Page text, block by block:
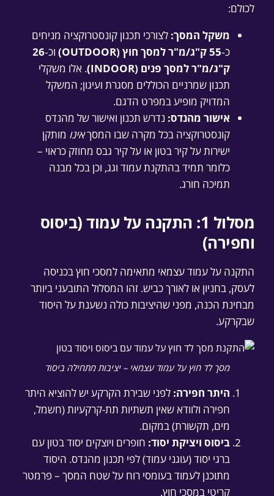
לכולם:
משקל המסך: לצורכי תכנון קונסטרוקציה מניחים
כ‑55 ק"ג/מ"ר למסך חוץ (OUTDOOR) וכ‑26
ק"ג/מ"ר למסך פנים (INDOOR)
. אלו משקלי
תכנון שמרניים הכוללים מסגרת ועיגון; המשקל
המדויק מופיע במפרט הדגם.
אישור מהנדס: נדרש תכנון ואישור של מהנדס
קונסטרוקציה בכל מקרה שבו המסךאינו מותקן
ישירות על קיר בטון או על קיר גבס מחוזק כראוי –
כלומר תמיד בהתקנת עמוד וגג, וכן בכל מבנה
תמיכה חורג.
מסלול 1: התקנה על עמוד (ביסוס
וחפירה)
התקנה על עמוד עצמאי מתאימה למסכי חוץ בכניסה
לעסק, בחניון או לאורך כביש. זהו המסלול התובעני ביותר
מבחינת הכנה, מפני שהיציבות כולה נשענת על היסוד
שבקרקע.
מסך לד חוץ על עמוד עצמאי – יציבות מתחילה ביסוד
היתר חפירה: לפני שבירת הקרקע יש להוציא היתר
חפירה ולוודא שאין תשתיות תת-קרקעיות (חשמל,
מים, תקשורת) במקום.
ביסוס ויציקת יסוד: חופרים ויוצקים יסוד בטון עם
ברגי יסוד (עוגני עמוד) לפי תכנון מהנדס. היסוד
מתוכנן לעמוד בעומסי רוח על שטח המסך – פרמטר
קריטי במסכי חוץ.